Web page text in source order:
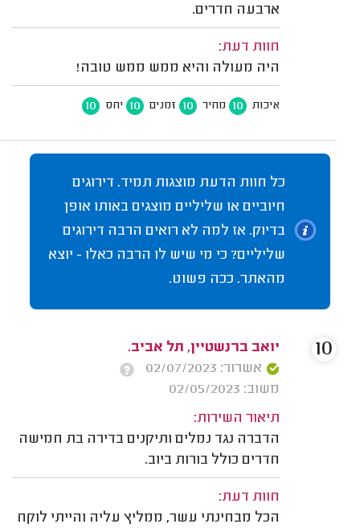
ארבעה חדרים.
חוות דעת:
היה מעולה והיא ממש ממש טובה!
איכות 10 מחיר 10 זמנים 10 יחס 10
כל חוות הדעת מוצגות תמיד. דירוגים
חיוביים או שליליים מוצגים באותו אופן
בדיוק. אז למה לא רואים הרבה דירוגים
שליליים? כי מי שיש לו הרבה כאלו - יוצא
מהאתר. ככה פשוט.
יואב ברנשטיין, תל אביב.
אשרור: 02/07/2023
משוב: 02/05/2023
תיאור השירות:
הדברה נגד נמלים ותיקנים בדירה בת חמישה
חדרים כולל בורות ביוב.
חוות דעת:
הכל מבחינתי עשר, ממליץ עליה והייתי לוקח
10